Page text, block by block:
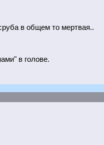
в общем то мертвая..
в голове.